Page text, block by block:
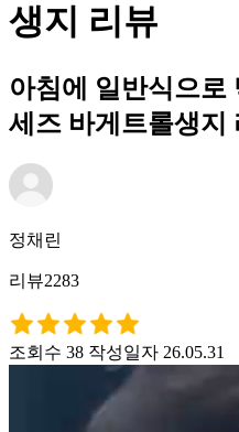
생지 리뷰
아침에 일반식으로
세즈 바게트롤생지
정채린
리뷰2283
조회수 38 작성일자 26.05.31